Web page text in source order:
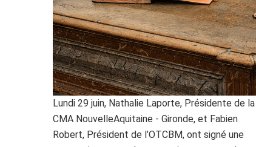
Lundi 29 juin, Nathalie Laporte, Présidente de la
CMA NouvelleAquitaine - Gironde, et Fabien
Robert, Président de l’OTCBM, ont signé une